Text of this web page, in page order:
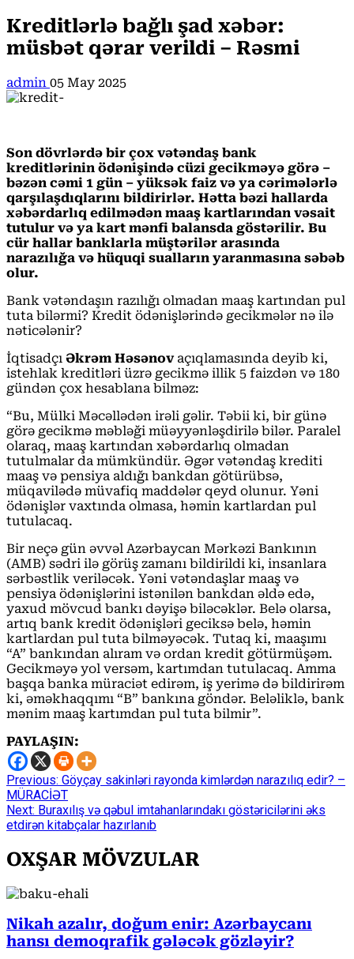
Kreditlərlə bağlı şad xəbər:
müsbət qərar verildi – Rəsmi
admin 05 May 2025
Son dövrlərdə bir çox vətəndaş bank
kreditlərinin ödənişində cüzi gecikməyə görə –
bəzən cəmi 1 gün – yüksək faiz və ya cərimələrlə
qarşılaşdıqlarını bildirirlər. Hətta bəzi hallarda
xəbərdarlıq edilmədən maaş kartlarından vəsait
tutulur və ya kart mənfi balansda göstərilir. Bu
cür hallar banklarla müştərilər arasında
narazılığa və hüquqi sualların yaranmasına səbəb
olur.
Bank vətəndaşın razılığı olmadan maaş kartından pul
tuta bilərmi? Kredit ödənişlərində gecikmələr nə ilə
nəticələnir?
İqtisadçı Əkrəm Həsənovaçıqlamasında deyib ki,
istehlak kreditləri üzrə gecikmə illik 5 faizdən və 180
gündən çox hesablana bilməz:
“Bu, Mülki Məcəllədən irəli gəlir. Təbii ki, bir günə
görə gecikmə məbləği müəyyənləşdirilə bilər. Paralel
olaraq, maaş kartından xəbərdarlıq olmadan
tutulmalar da mümkündür. Əgər vətəndaş krediti
maaş və pensiya aldığı bankdan götürübsə,
müqavilədə müvafiq maddələr qeyd olunur. Yəni
ödənişlər vaxtında olmasa, həmin kartlardan pul
tutulacaq.
Bir neçə gün əvvəl Azərbaycan Mərkəzi Bankının
(AMB) sədri ilə görüş zamanı bildirildi ki, insanlara
sərbəstlik veriləcək. Yəni vətəndaşlar maaş və
pensiya ödənişlərini istənilən bankdan əldə edə,
yaxud mövcud bankı dəyişə biləcəklər. Belə olarsa,
artıq bank kredit ödənişləri geciksə belə, həmin
kartlardan pul tuta bilməyəcək. Tutaq ki, maaşımı
“A” bankından alıram və ordan kredit götürmüşəm.
Gecikməyə yol versəm, kartımdan tutulacaq. Amma
başqa banka müraciət edirəm, iş yerimə də bildirirəm
ki, əməkhaqqımı “B” bankına göndər. Beləliklə, bank
mənim maaş kartımdan pul tuta bilmir”.
PAYLAŞIN:
Continue
Reading
Previous: Göyçay sakinləri rayonda kimlərdən narazılıq edir? –
MÜRACİƏT
Next: Buraxılış və qəbul imtahanlarındakı göstəricilərini əks
etdirən kitabçalar hazırlanıb
OXŞAR MÖVZULAR
Nikah azalır, doğum enir: Azərbaycanı
hansı demoqrafik gələcək gözləyir?